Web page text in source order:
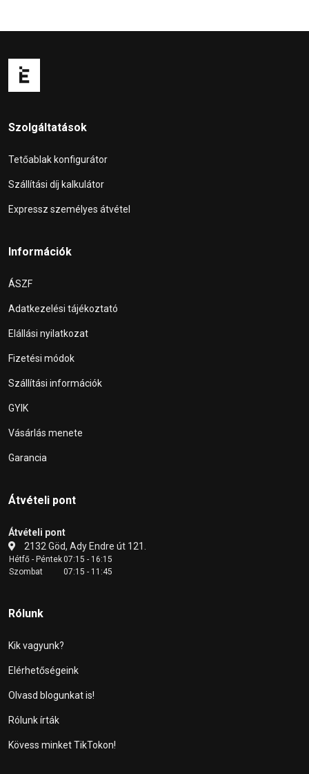
Szolgáltatások
Tetőablak konfigurátor
Szállítási díj kalkulátor
Expressz személyes átvétel
Információk
ÁSZF
Adatkezelési tájékoztató
Elállási nyilatkozat
Fizetési módok
Szállítási információk
GYIK
Vásárlás menete
Garancia
Átvételi pont
Átvételi pont
2132 Göd, Ady Endre út 121.
Hétfő - Péntek07:15 - 16:15
Szombat
07:15 - 11:45
Rólunk
Kik vagyunk?
Elérhetőségeink
Olvasd blogunkat is!
Rólunk írták
Kövess minket TikTokon!